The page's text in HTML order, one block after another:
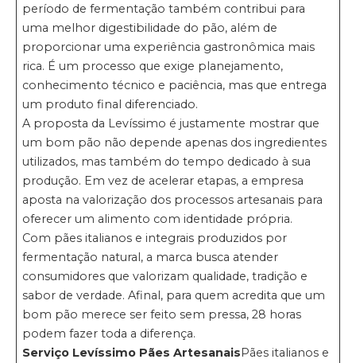
período de fermentação também contribui para
uma melhor digestibilidade do pão, além de
proporcionar uma experiência gastronômica mais
rica. É um processo que exige planejamento,
conhecimento técnico e paciência, mas que entrega
um produto final diferenciado.
A proposta da Levíssimo é justamente mostrar que
um bom pão não depende apenas dos ingredientes
utilizados, mas também do tempo dedicado à sua
produção. Em vez de acelerar etapas, a empresa
aposta na valorização dos processos artesanais para
oferecer um alimento com identidade própria.
Com pães italianos e integrais produzidos por
fermentação natural, a marca busca atender
consumidores que valorizam qualidade, tradição e
sabor de verdade. Afinal, para quem acredita que um
bom pão merece ser feito sem pressa, 28 horas
podem fazer toda a diferença.
Serviço Levíssimo Pães ArtesanaisPães italianos e